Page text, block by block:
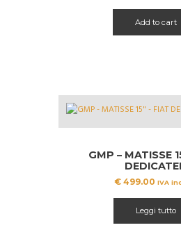
era:
€ 719.96.
è:
Add to cart
GMP – MATISSE
€ 499.00 IVA
Leggi tutto